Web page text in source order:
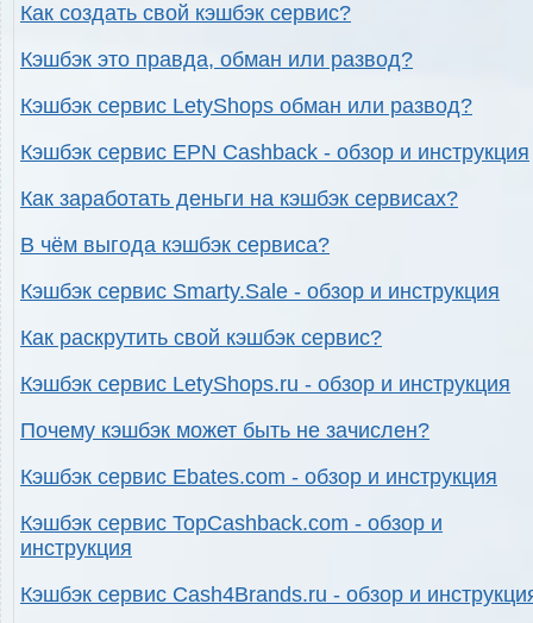
Как создать свой кэшбэк сервис?
Кэшбэк это правда, обман или развод?
Кэшбэк сервис LetyShops обман или развод?
Кэшбэк сервис EPN Cashback - обзор и инструкция
Как заработать деньги на кэшбэк сервисах?
В чём выгода кэшбэк сервиса?
Кэшбэк сервис Smarty.Sale - обзор и инструкция
Как раскрутить свой кэшбэк сервис?
Кэшбэк сервис LetyShops.ru - обзор и инструкция
Почему кэшбэк может быть не зачислен?
Кэшбэк сервис Ebates.com - обзор и инструкция
Кэшбэк сервис TopCashback.com - обзор и
инструкция
Кэшбэк сервис Cash4Brands.ru - обзор и